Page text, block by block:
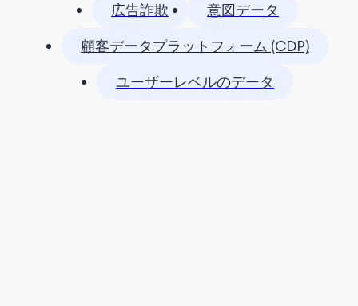
広告詐欺
意図データ
顧客データプラットフォーム (CDP)
ユーザーレベルのデータ